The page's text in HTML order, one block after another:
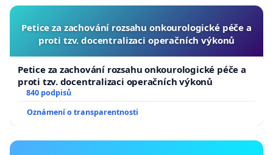
Petice za zachování rozsahu onkourologické péče a
proti tzv. docentralizaci operačních výkonů
Petice za zachování rozsahu onkourologické péče a
proti tzv. docentralizaci operačních výkonů
840 podpisů
Oznámení o transparentnosti